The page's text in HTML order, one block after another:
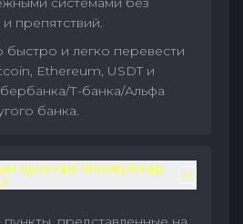
препятствий.
и легко перевести
Ethereum, USDT и
Т-банка/Альфа
банка.
пунктам MoneySwap